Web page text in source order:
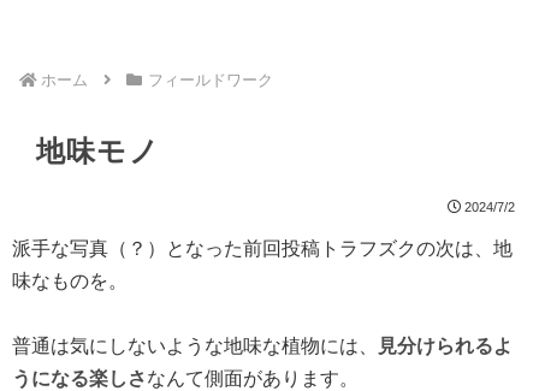
ホーム フィールドワーク
地味モノ
2024/7/2
派手な写真（？）となった前回投稿トラフズクの次は、地
味なものを。
普通は気にしないような地味な植物には、
見分けられるよ
うになる楽しさなんて側面があります。